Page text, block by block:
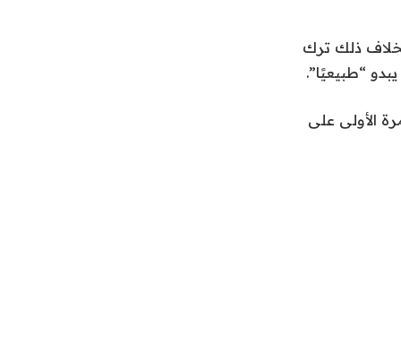
ذلك ترك
“طبيعيًا”.
الأولى على